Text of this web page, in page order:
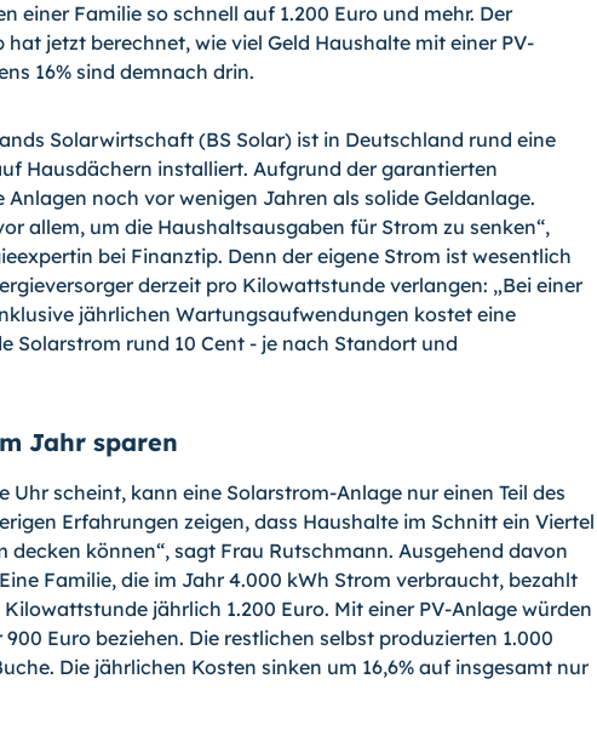
einer Familie so schnell auf 1.200 Euro und mehr. Der
jetzt berechnet, wie viel Geld Haushalte mit einer PV-
16% sind demnach drin.
Solarwirtschaft (BS Solar) ist in Deutschland rund eine
Hausdächern installiert. Aufgrund der garantierten
noch vor wenigen Jahren als solide Geldanlage.
allem, um die Haushaltsausgaben für Strom zu senken“,
bei Finanztip. Denn der eigene Strom ist wesentlich
derzeit pro Kilowattstunde verlangen: „Bei einer
jährlichen Wartungsaufwendungen kostet eine
Solarstrom rund 10 Cent - je nach Standort und
Jahr sparen
Uhr scheint, kann eine Solarstrom-Anlage nur einen Teil des
Erfahrungen zeigen, dass Haushalte im Schnitt ein Viertel
decken können“, sagt Frau Rutschmann. Ausgehend davon
Familie, die im Jahr 4.000 kWh Strom verbraucht, bezahlt
jährlich 1.200 Euro. Mit einer PV-Anlage würden
Euro beziehen. Die restlichen selbst produzierten 1.000
Die jährlichen Kosten sinken um 16,6% auf insgesamt nur